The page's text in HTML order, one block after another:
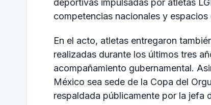
deportivas impulsadas por atletas
competencias nacionales y espacios
En el acto, atletas entregaron
realizadas durante los últimos tres
acompañamiento gubernamental.
México sea sede de la Copa del
respaldada públicamente por la jefa